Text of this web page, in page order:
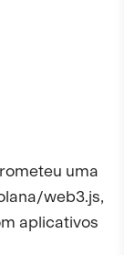
uma
web3.js,
aplicativos